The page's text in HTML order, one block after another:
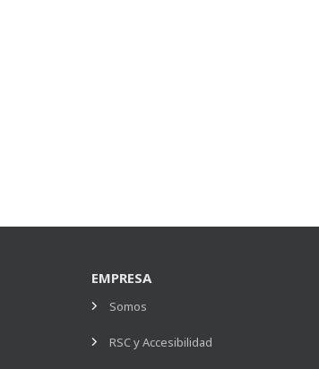
EMPRESA
Somos
RSC y Accesibilidad